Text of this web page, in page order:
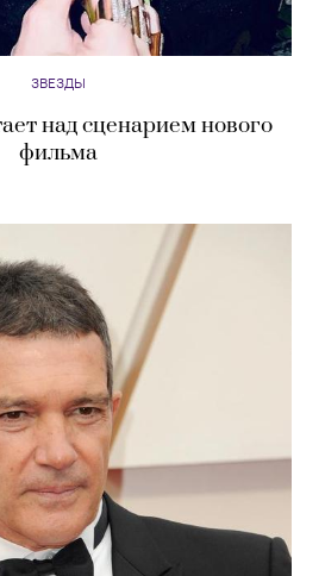
ЗВЕЗДЫ
над сценарием нового
фильма